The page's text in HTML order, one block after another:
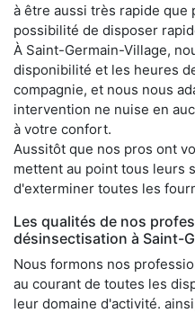
à être aussi très rapide
possibilité de disposer
À Saint-Germain-Village,
disponibilité et les heures
compagnie, et nous nous
intervention ne nuise en
à votre confort.
Aussitôt que nos pros ont
mettent au point tous leurs
d'exterminer toutes les
Les qualités de nos
désinsectisation à Saint-
Nous formons nos
au courant de toutes les
leur domaine d'activité.